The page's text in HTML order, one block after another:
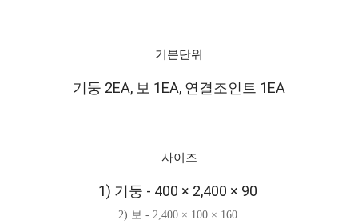
기본단위
기둥 2EA, 보 1EA, 연결조인트 1EA
사이즈
1) 기둥 - 400 × 2,400 × 90
2) 보 - 2,400 × 100 × 160